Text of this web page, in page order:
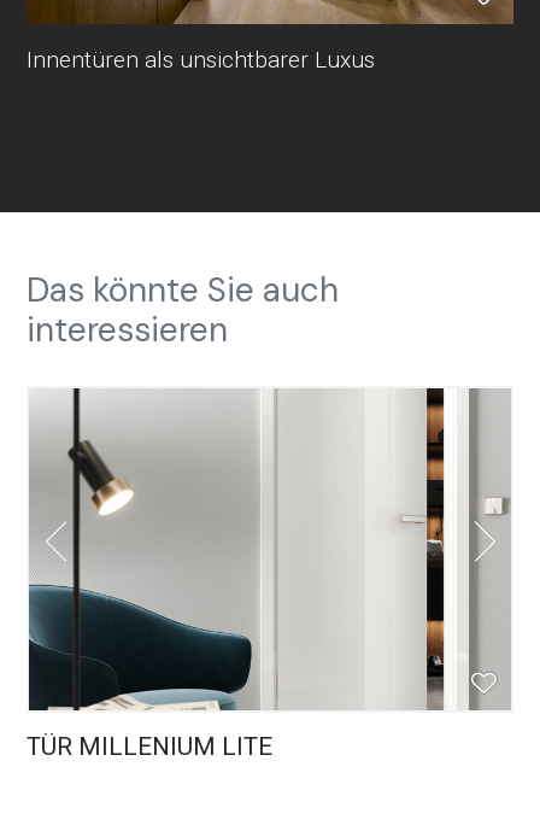
Innentüren als unsichtbarer Luxus
Das könnte Sie auch
interessieren
TÜR MILLENIUM LITE